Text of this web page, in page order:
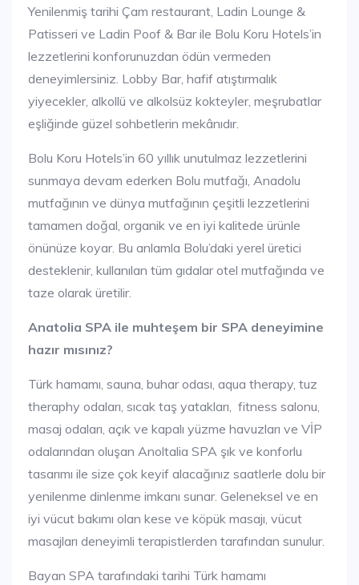
Yenilenmiş tarihi Çam restaurant, Ladin Lounge &
Patisseri ve Ladin Poof & Bar ile Bolu Koru Hotels’in
lezzetlerini konforunuzdan ödün vermeden
deneyimlersiniz. Lobby Bar, hafif atıştırmalık
yiyecekler, alkollü ve alkolsüz kokteyler, meşrubatlar
eşliğinde güzel sohbetlerin mekânıdır.
Bolu Koru Hotels’in 60 yıllık unutulmaz lezzetlerini
sunmaya devam ederken Bolu mutfağı, Anadolu
mutfağının ve dünya mutfağının çeşitli lezzetlerini
tamamen doğal, organik ve en iyi kalitede ürünle
önünüze koyar. Bu anlamla Bolu’daki yerel üretici
desteklenir, kullanılan tüm gıdalar otel mutfağında ve
taze olarak üretilir.
Anatolia SPA ile muhteşem bir SPA deneyimine
hazır mısınız?
Türk hamamı, sauna, buhar odası, aqua therapy, tuz
theraphy odaları, sıcak taş yatakları, fitness salonu,
masaj odaları, açık ve kapalı yüzme havuzları ve VİP
odalarından oluşan Anoltalia SPA şık ve konforlu
tasarımı ile size çok keyif alacağınız saatlerle dolu bir
yenilenme dinlenme imkanı sunar. Geleneksel ve en
iyi vücut bakımı olan kese ve köpük masajı, vücut
masajları deneyimli terapistlerden tarafından sunulur.
Bayan SPA tarafındaki tarihi Türk hamamı